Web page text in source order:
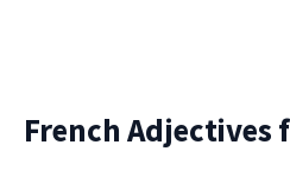
French Adjectives